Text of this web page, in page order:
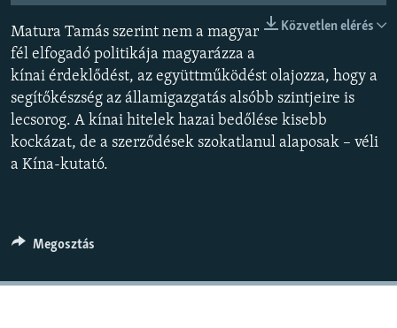
A MÚLT TANULSÁGAI
KÖVESSEN MINKET!
Valamennyi RFE/RL weboldal
Közvetlen elérés
Matura Tamás szerint nem a magyar
fél elfogadó politikája magyarázza a
kínai érdeklődést, az együttműködést olajozza, hogy a
segítőkészség az államigazgatás alsóbb szintjeire is
lecsorog. A kínai hitelek hazai bedőlése kisebb
kockázat, de a szerződések szokatlanul alaposak – véli
a Kína-kutató.
Megosztás